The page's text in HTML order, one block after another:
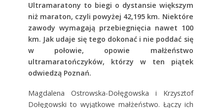
Ultramaratony to biegi o dystansie większym
niż maraton, czyli powyżej 42,195 km. Niektóre
zawody wymagają przebiegnięcia nawet 100
km. Jak udaje się tego dokonać i nie poddać się
w połowie, opowie małżeństwo
ultramaratończyków, którzy w ten piątek
odwiedzą Poznań.
Magdalena Ostrowska-Dołęgowska i Krzysztof
Dołęgowski to wyjątkowe małżeństwo. Łączy ich